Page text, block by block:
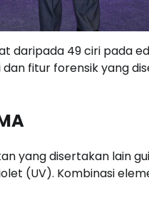
daripada 49 ciri pada
fitur forensik yang
yang disertakan lain
(UV). Kombinasi